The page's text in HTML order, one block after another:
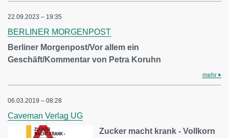
22.09.2023 – 19:35
BERLINER MORGENPOST
Berliner Morgenpost/Vor allem ein
Geschäft/Kommentar von Petra Koruhn
mehr
06.03.2019 – 08:28
Caveman Verlag UG
Zucker macht krank - Vollkorn